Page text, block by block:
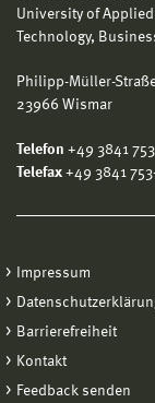
University of
Technology,
Philipp-Müller-
23966 Wismar
Telefon +49 3841
Telefax +49 3841
Impressum
Barrierefreiheit
Kontakt
Feedback senden